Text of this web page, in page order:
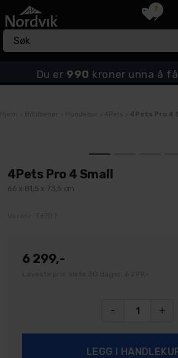
7
Du er 990 kroner unna å få
4Pets Pro 4 Small
66 x 81,5 x 73,5 cm
6 299,-
- +